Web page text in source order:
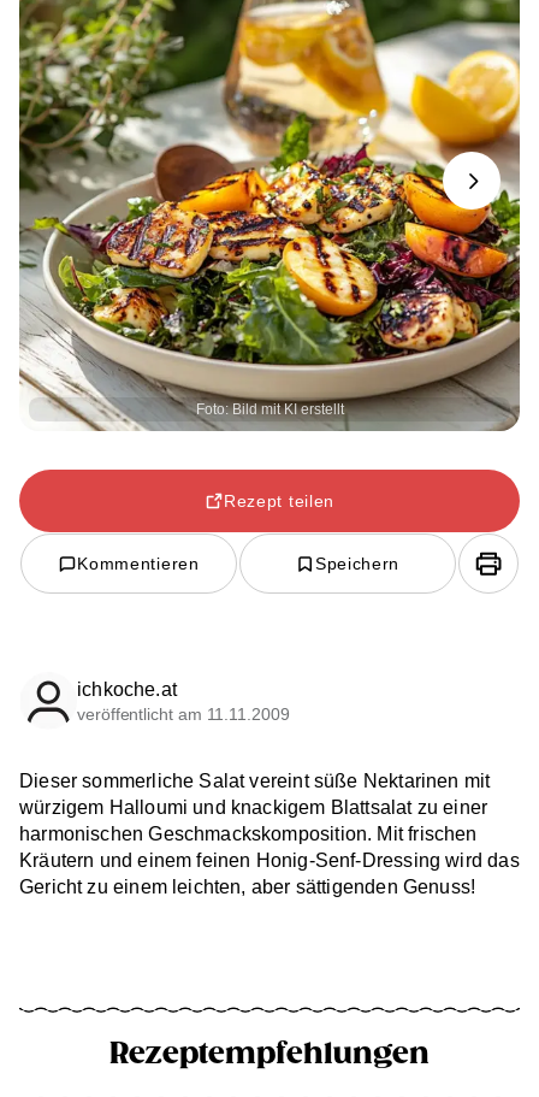
Foto: Bild mit KI erstellt
Next
Rezept teilen
Kommentieren Speichern
ichkoche.at
veröffentlicht am 11.11.2009
Dieser sommerliche Salat vereint süße Nektarinen mit
würzigem Halloumi und knackigem Blattsalat zu einer
harmonischen Geschmackskomposition. Mit frischen
Kräutern und einem feinen Honig-Senf-Dressing wird das
Gericht zu einem leichten, aber sättigenden Genuss!
Rezeptempfehlungen